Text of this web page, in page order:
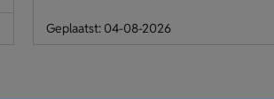
Geplaatst: 04-08-2026